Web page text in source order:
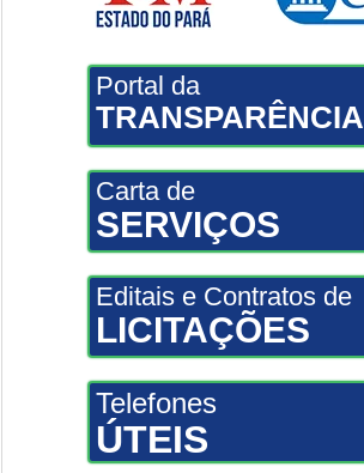
Portal da
TRANSPARÊNCIA
Carta de
SERVIÇOS
Editais e Contratos de
LICITAÇÕES
Telefones
ÚTEIS